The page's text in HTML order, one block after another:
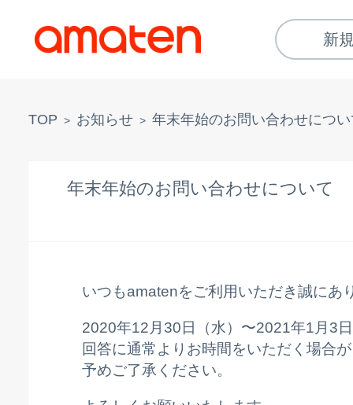
新
TOP > お知らせ > 年末年始のお問い合わせにつ
年末年始のお問い合わせについて
いつもamatenをご利用いただき誠にあ
2020年12月30日（水）〜2021年1月3
回答に通常よりお時間をいただく場合
予めご了承ください。